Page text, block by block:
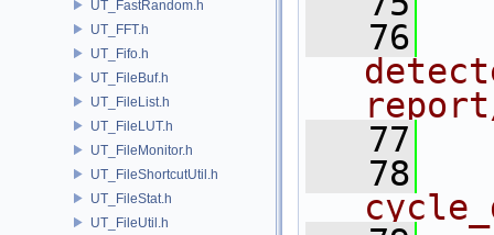
UT_FastRandom.h
UT_FFT.h
UT_Fifo.h
UT_FileBuf.h
UT_FileList.h
UT_FileLUT.h
UT_FileMonitor.h
UT_FileShortcutUtil.h
UT_FileStat.h
UT_FileUtil.h
   76
   77
   78